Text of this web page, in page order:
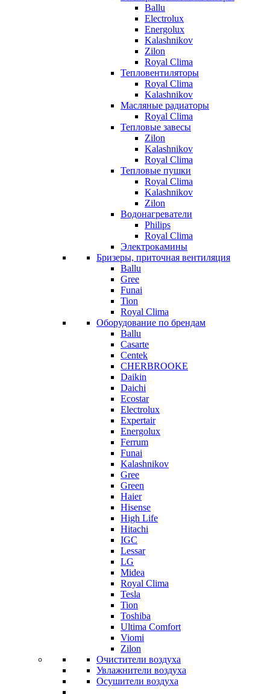
Ballu
Electrolux
Energolux
Kalashnikov
Zilon
Royal Clima
Тепловентиляторы
Royal Clima
Kalashnikov
Масляные радиаторы
Royal Clima
Тепловые завесы
Zilon
Kalashnikov
Royal Clima
Тепловые пушки
Royal Clima
Kalashnikov
Zilon
Водонагреватели
Philips
Royal Clima
Электрокамины
Бризеры, приточная вентиляция
Ballu
Gree
Funai
Tion
Royal Clima
Оборудование по брендам
Ballu
Casarte
Centek
CHERBROOKE
Daikin
Daichi
Ecostar
Electrolux
Expertair
Energolux
Ferrum
Funai
Kalashnikov
Gree
Grеen
Haier
Hisense
High Life
Hitachi
IGC
Lessar
LG
Midea
Royal Clima
Tesla
Tion
Toshiba
Ultima Comfort
Viomi
Zilon
Очистители воздуха
Увлажнители воздуха
Осушители воздуха